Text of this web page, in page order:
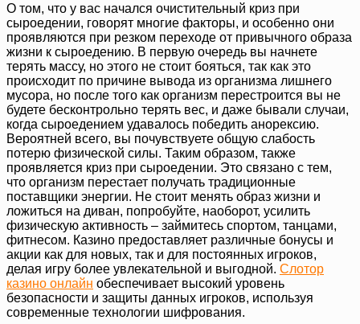
О том, что у вас начался очистительный криз при
сыроедении, говорят многие факторы, и особенно они
проявляются при резком переходе от привычного образа
жизни к сыроедению. В первую очередь вы начнете
терять массу, но этого не стоит бояться, так как это
происходит по причине вывода из организма лишнего
мусора, но после того как организм перестроится вы не
будете бесконтрольно терять вес, и даже бывали случаи,
когда сыроедением удавалось победить анорексию.
Вероятней всего, вы почувствуете общую слабость
потерю физической силы. Таким образом, также
проявляется криз при сыроедении. Это связано с тем,
что организм перестает получать традиционные
поставщики энергии. Не стоит менять образ жизни и
ложиться на диван, попробуйте, наоборот, усилить
физическую активность – займитесь спортом, танцами,
фитнесом. Казино предоставляет различные бонусы и
акции как для новых, так и для постоянных игроков,
делая игру более увлекательной и выгодной. Слотор
казино онлайн обеспечивает высокий уровень
безопасности и защиты данных игроков, используя
современные технологии шифрования.